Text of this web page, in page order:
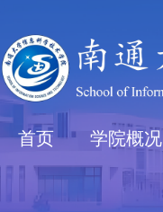
首页 学院概况